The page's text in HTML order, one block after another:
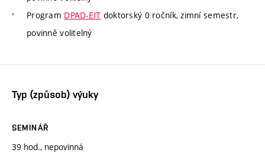
Program DPAD-EIT doktorský 0 ročník, zimní semestr,
povinně volitelný
Typ (způsob) výuky
SEMINÁŘ
39 hod., nepovinná